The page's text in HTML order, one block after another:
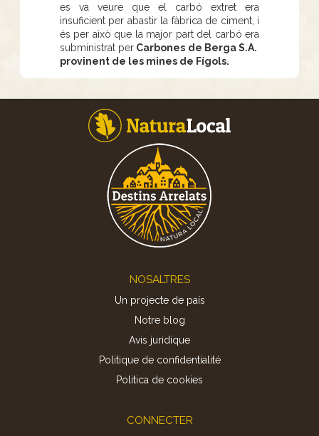
es va veure que el carbó extret era
insuficient per abastir la fàbrica de ciment, i
és per això que la major part del carbó era
subministrat per Carbones de Berga S.A.
provinent de les mines de Fígols.
NOSALTRES
Un projecte de país
Notre blog
Avis juridique
Politique de confidentialité
Politica de cookies
CONNECTER